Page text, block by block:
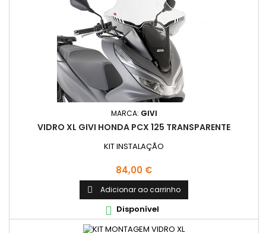
MARCA: GIVI
VIDRO XL GIVI HONDA PCX 125 TRANSPARENTE
KIT INSTALAÇÃO
Preço
84,00 €
 Adicionar ao carrinho
 Disponível